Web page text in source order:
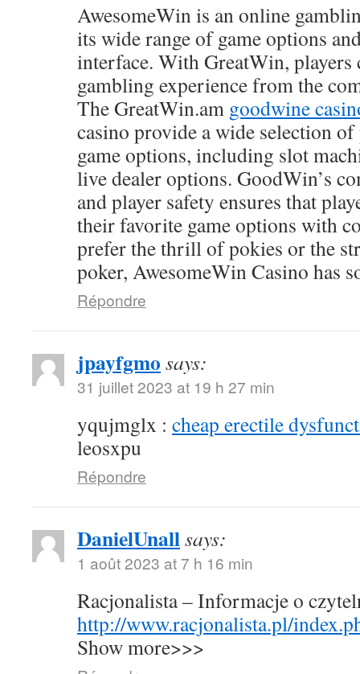
AwesomeWin is an online
its wide range of game options
interface. With GreatWin, players
gambling experience from the
The GreatWin.am goodwine
casino provide a wide selection
game options, including slot
live dealer options. GoodWin’s
and player safety ensures that
their favorite game options with
prefer the thrill of pokies or the
poker, AwesomeWin Casino has
Répondre
jpayfgmo says:
31 juillet 2023 at 19 h 27 min
yqujmglx : cheap erectile
leosxpu
Répondre
DanielUnallsays:
1 août 2023 at 7 h 16 min
Racjonalista – Informacje o
http://www.racjonalista.pl/
Show more>>>